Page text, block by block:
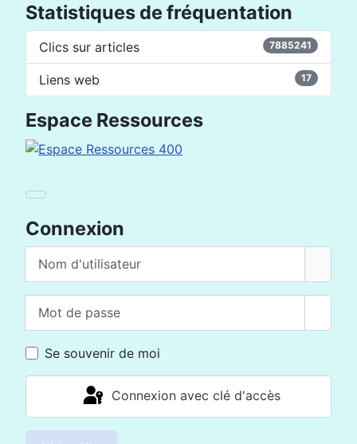
Espace Ressources
Connexion
Se souvenir de moi
Connexion avec clé d'accès
Statistiques de fréquentation
Clics sur articles 7885241
Liens web 17